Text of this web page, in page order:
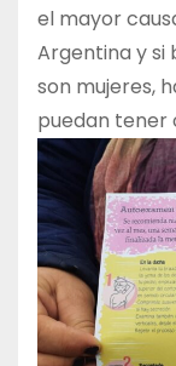
el mayor
Argentina y si
son mujeres,
puedan tener